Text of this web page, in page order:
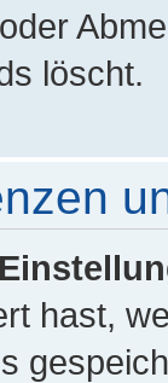
löscht.
hast,